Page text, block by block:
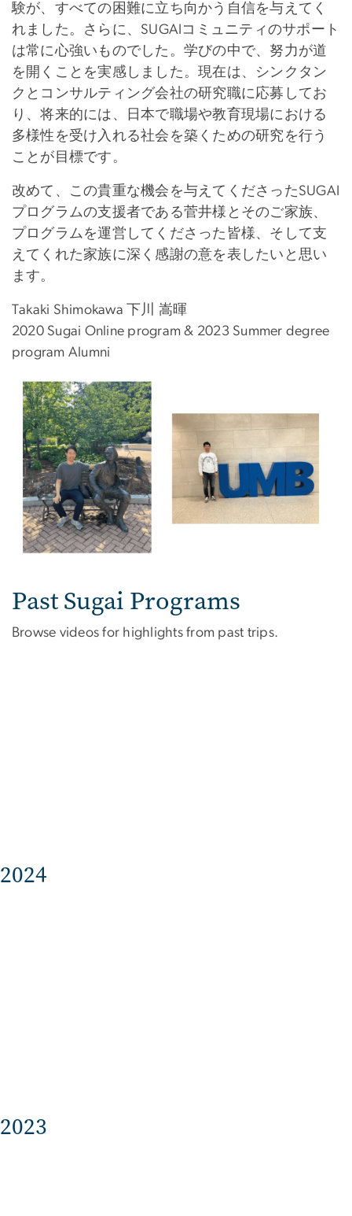
験が、すべての困難に立ち向かう自信を与えてく
れました。さらに、SUGAIコミュニティのサポート
は常に心強いものでした。学びの中で、努力が道
を開くことを実感しました。現在は、シンクタン
クとコンサルティング会社の研究職に応募してお
り、将来的には、日本で職場や教育現場における
多様性を受け入れる社会を築くための研究を行う
ことが目標です。
改めて、この貴重な機会を与えてくださったSUGAI
プログラムの支援者である菅井様とそのご家族、
プログラムを運営してくださった皆様、そして支
えてくれた家族に深く感謝の意を表したいと思い
ます。
Takaki Shimokawa 下川 嵩暉
2020 Sugai Online program & 2023 Summer degree
program Alumni
Image
Past Sugai Programs
Browse videos for highlights from past trips.
2024
2023